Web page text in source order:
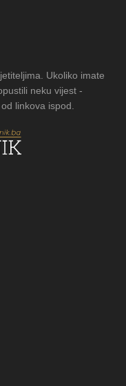
Ukoliko imate
neku vijest -
linkova ispod.